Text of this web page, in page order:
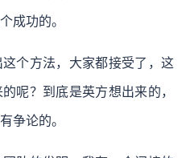
成功的。
个方法，大家都接受了，这
呢？到底是英方想出来的，
争论的。